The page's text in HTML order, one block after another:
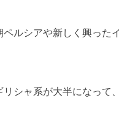
ルシアや新しく興った
シャ系が大半になって